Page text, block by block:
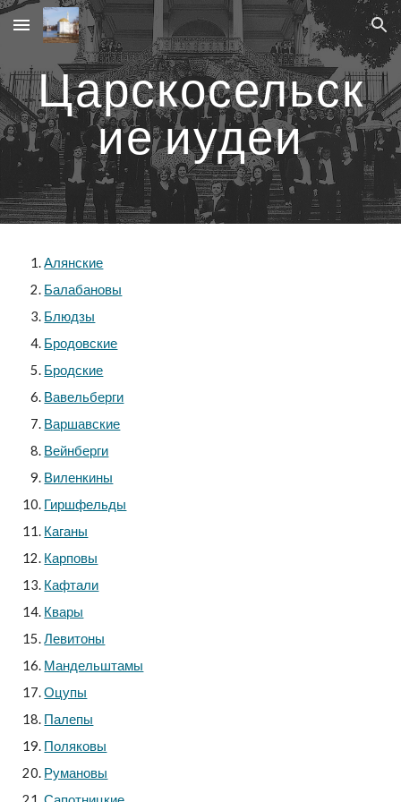
Skip to main content Skip to navigation
Царскосельск
ие иудеи
Алянские
Балабановы
Блюдзы
Бродовские
Бродские
Вавельберги
Варшавские
Вейнберги
Виленкины
Гиршфельды
Каганы
Карповы
Кафтали
Квары
Левитоны
Мандельштамы
Оцупы
Палепы
Поляковы
Румановы